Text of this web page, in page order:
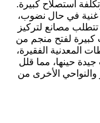
استصلاح كبيرة.
غنية في حال نضوب،
تتطلب مصانع لتركيز
كبيرة لفتح منجم من
لتركيز الاحتياطات المعدنية الفقيرة،
جيدة حينها، مما قلل
والنواحي الأخرى من